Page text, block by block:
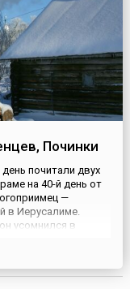
Починки
почитали двух
на 40-й день от
—
в Иерусалиме.
усомнился в